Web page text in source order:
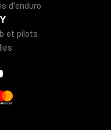
d'enduro
et pilots